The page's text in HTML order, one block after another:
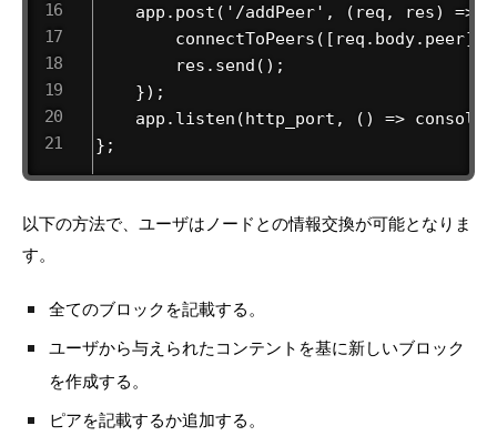
    app.post('/addPeer', (req, res) => {
        connectToPeers([req.body.peer]);
        res.send();
    });
app.listen(http_port, () =>
};
以下の方法で、ユーザはノードとの情報交換が可能となりま
す。
全てのブロックを記載する。
ユーザから与えられたコンテントを基に新しいブロック
を作成する。
ピアを記載するか追加する。